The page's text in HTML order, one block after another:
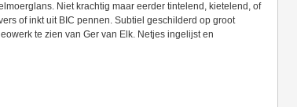
Niet krachtig maar eerder tintelend, kietelend, of
of inkt uit BIC pennen. Subtiel geschilderd op groot
te zien van Ger van Elk. Netjes ingelijst en